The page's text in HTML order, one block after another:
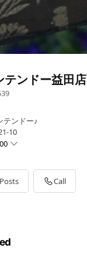
テンドー益田店
テンドー♪
10
Posts Call